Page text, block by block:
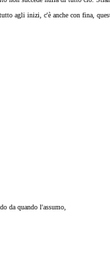
agli inizi, c'è anche con fina,
da quando l'assumo,